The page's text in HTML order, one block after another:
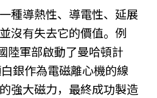
種導熱性、導電性、延展
沒有失去它的價值。例
陸軍部啟動了曼哈頓計
銀作為電磁離心機的線
強大磁力，最終成功製造